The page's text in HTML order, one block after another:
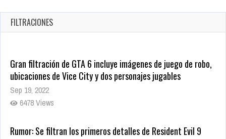
Oct 20, 2025
1374 Views
FILTRACIONES
Gran filtración de GTA 6 incluye imágenes de juego de robo,
ubicaciones de Vice City y dos personajes jugables
Sep 19, 2022
6478 Views
Rumor: Se filtran los primeros detalles de Resident Evil 9